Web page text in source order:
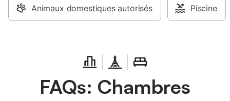
Animaux domestiques autorisés Piscine
FAQs: Chambres